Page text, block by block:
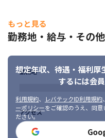
もっと見る
勤務地・給与・その
想定年収、待遇・福利厚
するには会
利用規約、 レバテックID利用規約、
ーポリシーをご確認のうえ、同
ださい。
勤務地
アクセス